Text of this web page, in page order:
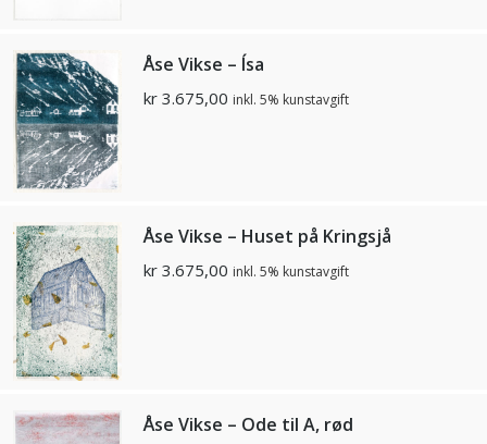
Åse Vikse – Ísa
kr 3.675,00 inkl. 5% kunstavgift
Åse Vikse – Huset på Kringsjå
kr 3.675,00 inkl. 5% kunstavgift
Åse Vikse – Ode til A, rød